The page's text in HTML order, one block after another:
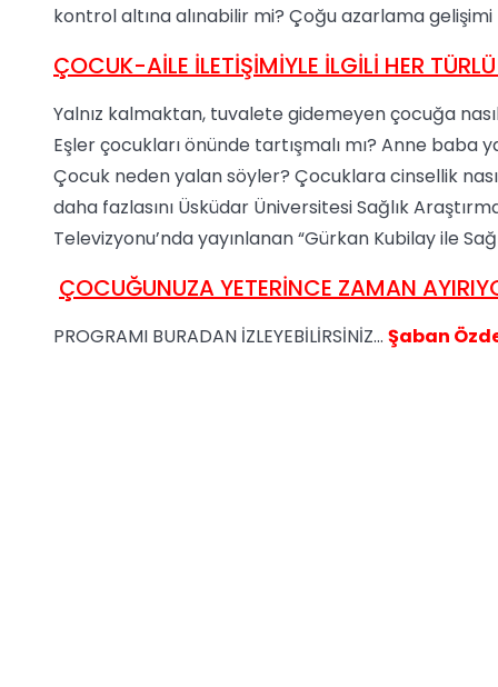
kontrol altına alınabilir mi? Çoğu azarlama gelişimi
ÇOCUK-AİLE İLETİŞİMİYLE İLGİLİ HER
Yalnız kalmaktan, tuvalete gidemeyen çocuğa
Eşler çocukları önünde tartışmalı mı? Anne baba
Çocuk neden yalan söyler? Çocuklara cinsellik
daha fazlasını Üsküdar Üniversitesi Sağlık
Televizyonu’nda yayınlanan “Gürkan Kubilay ile
ÇOCUĞUNUZA YETERİNCE ZAMAN
PROGRAMI BURADAN İZLEYEBİLİRSİNİZ... Şaban